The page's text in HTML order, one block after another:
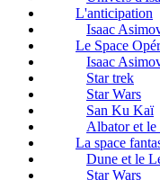
L'anticipation
Isaac
Le Space
Isaac
Star trek
Star Wars
San Ku Kaï
Albator et
La space
Dune et le
Star Wars